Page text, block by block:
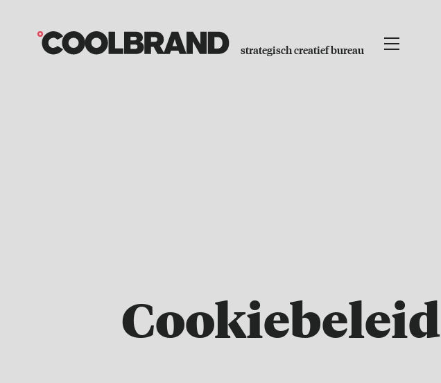
strategisch creatief bureau
Cookiebeleid